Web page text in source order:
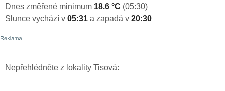
Dnes změřené minimum 18.6 °C (05:30)
Slunce vychází v 05:31 a zapadá v 20:30
Nepřehlédněte z lokality Tisová: